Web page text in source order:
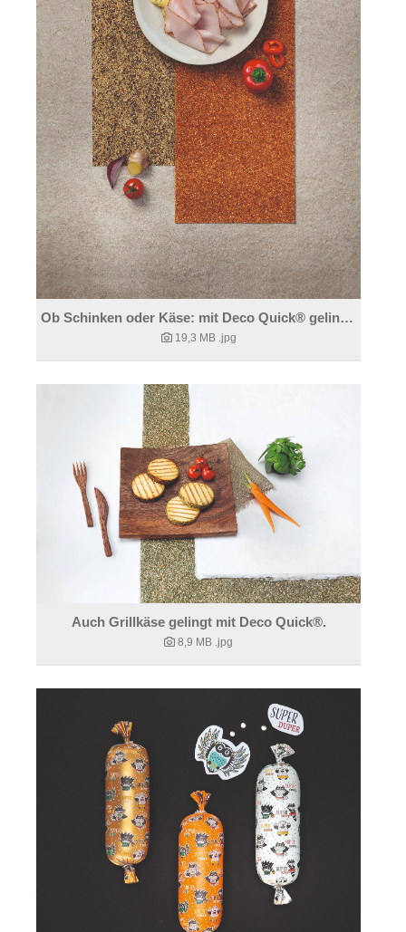
Ob Schinken oder Käse: mit Deco Quick® gelingts immer.
19,3 MB .jpg
Auch Grillkäse gelingt mit Deco Quick®.
8,9 MB .jpg